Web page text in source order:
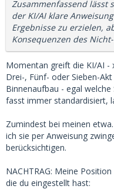
Zusammenfassend lässt
der KI/AI klare
Ergebnisse zu erzielen,
Konsequenzen des
Momentan greift die KI/AI -
Drei-, Fünf- oder Sieben-
Binnenaufbau - egal
fasst immer standardisiert,
Zumindest bei meinen
ich sie per Anweisung
berücksichtigen.
NACHTRAG: Meine
die du eingestellt hast: